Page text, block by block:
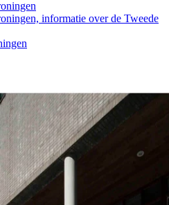
informatie over de Tweede